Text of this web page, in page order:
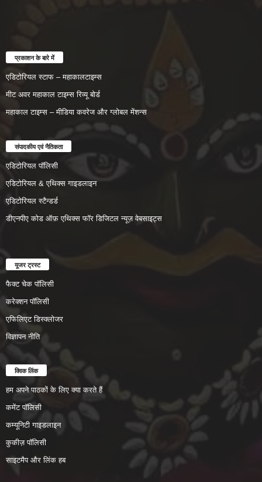
प्रकाशन के बारे में
एडिटोरियल स्टाफ – महाकालटाइम्स
मीट अवर महाकाल टाइम्स रिव्यू बोर्ड
महाकाल टाइम्स – मीडिया कवरेज और ग्लोबल मेंशन्स
संपादकीय एवं नैतिकता
एडिटोरियल पॉलिसी
एडिटोरियल & एथिक्स गाइडलाइन
एडिटोरियल स्टैन्डर्ड
डीएनपीए कोड ऑफ़ एथिक्स फॉर डिजिटल न्यूज़ वेबसाइट्स
यूजर ट्रस्ट
फैक्ट चेक पॉलिसी
करेक्शन पॉलिसी
एफिलिएट डिस्क्लोजर
विज्ञापन नीति
क्विक लिंक
हम अपने पाठकों के लिए क्या करते हैं
कमेंट पॉलिसी
कम्यूनिटी गाइडलाइन
कुकीज़ पॉलिसी
साइटमैप और लिंक हब